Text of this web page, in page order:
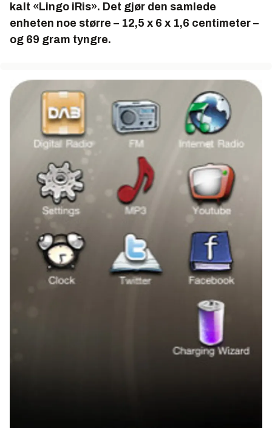
kalt «Lingo iRis». Det gjør den samlede
enheten noe større – 12,5 x 6 x 1,6 centimeter –
og 69 gram tyngre.